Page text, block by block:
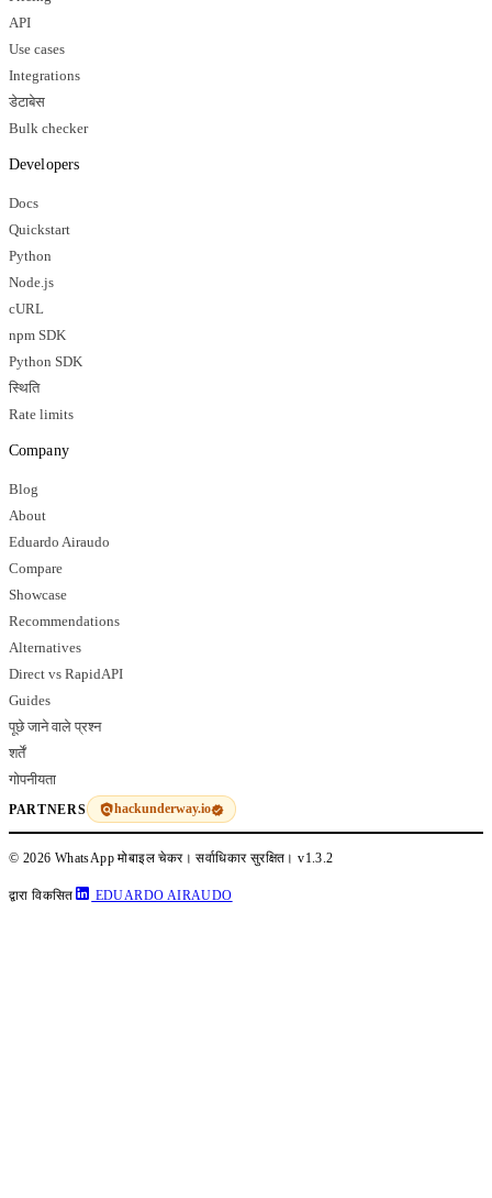
API
Use cases
Integrations
डेटाबेस
Bulk checker
Developers
Docs
Quickstart
Python
Node.js
cURL
npm SDK
Python SDK
स्थिति
Rate limits
Company
Blog
About
Eduardo Airaudo
Compare
Showcase
Recommendations
Alternatives
Direct vs RapidAPI
Guides
पूछे जाने वाले प्रश्न
शर्तें
गोपनीयता
PARTNERS hackunderway.io
© 2026 WhatsApp मोबाइल चेकर। सर्वाधिकार सुरक्षित।v1.3.2
द्वारा विकसित EDUARDO AIRAUDO